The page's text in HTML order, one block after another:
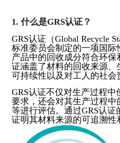
1. 什么是GRS认证？
GRS认证（Global Recycle
标准委员会制定的一项国际
产品中的回收成分符合环保
证涵盖了材料的回收来源、
可持续性以及对工人的社会
GRS认证不仅对生产过程
要求，还会对其生产过程中
等进行评估。通过GRS认
证明其材料来源的可追溯性